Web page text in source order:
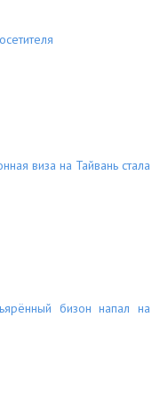
виза на Тайвань стала
бизон напал на